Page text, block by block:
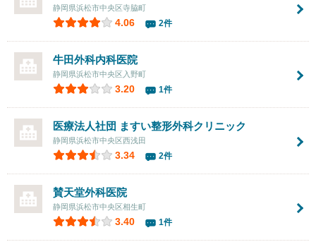
静岡県浜松市中央区寺脇町
4.06 2件
牛田外科内科医院
静岡県浜松市中央区入野町
3.20 1件
医療法人社団 ますい整形外科クリニック
静岡県浜松市中央区西浅田
3.34 2件
賛天堂外科医院
静岡県浜松市中央区相生町
3.40 1件